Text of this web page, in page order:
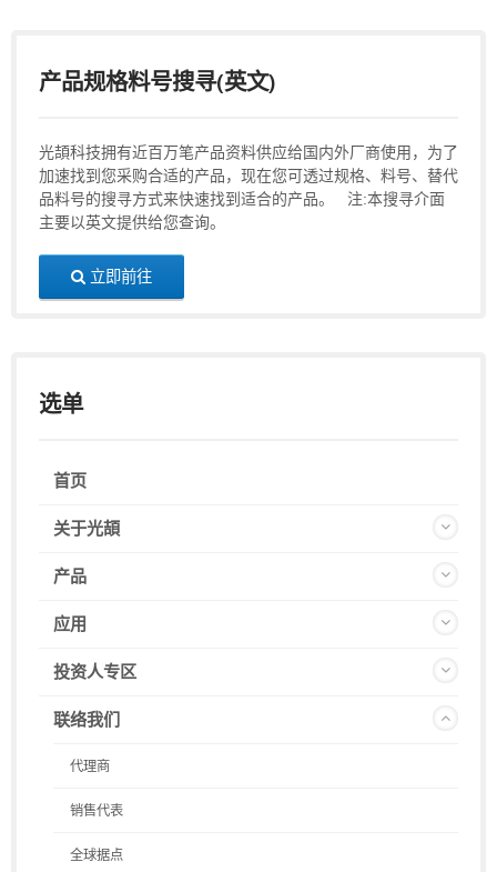
产品规格料号搜寻(英文)
光頡科技拥有近百万笔产品资料供应给国内外厂商使用，为了
加速找到您采购合适的产品，现在您可透过规格、料号、替代
品料号的搜寻方式来快速找到适合的产品。 注:本搜寻介面
主要以英文提供给您查询。
立即前往
选单
首页
关于光頡
产品
应用
投资人专区
联络我们
代理商
销售代表
全球据点